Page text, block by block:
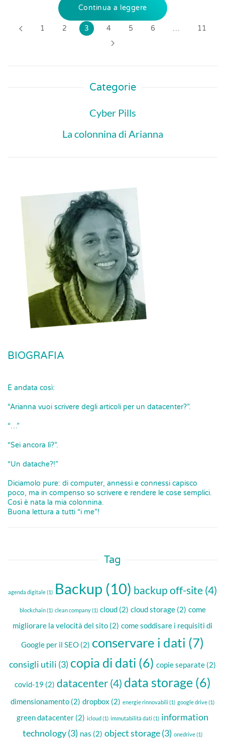
Continua a leggere
1 2 3 4 5 6 … 11
Categorie
Cyber Pills
La colonnina di Arianna
BIOGRAFIA
È andata così:
“Arianna vuoi scrivere degli articoli per un datacenter?”.
“…”
“Sei ancora lì?”.
“Un datache?!”
Diciamolo pure: di computer, annessi e connessi capisco
poco, ma in compenso so scrivere e rendere le cose semplici.
Così è nata la mia colonnina.
Buona lettura a tutti “i me”!
Tag
agenda digitale(1) Backup (10) backup off-site (4)
blockchain(1) clean company(1) cloud(2) cloud storage(2) come
migliorare la velocità del sito (2) come soddisare i requisiti di
Google per il SEO (2) conservare i dati (7)
consigli utili (3) copia di dati (6) copie separate (2)
covid-19 (2) datacenter(4) data storage (6)
dimensionamento (2) dropbox (2) energie rinnovabili (1) google drive(1)
green datacenter (2) icloud(1) immutabilità dati (1) information
technology(3) nas (2) object storage(3) onedrive(1)